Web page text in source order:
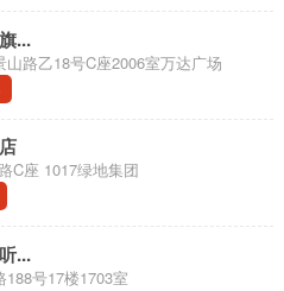
...
路乙18号C座2006室万达广场
C座 1017绿地集团
...
号17楼1703室